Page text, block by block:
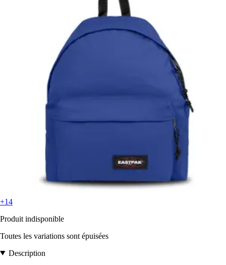
+14
Produit indisponible
Toutes les variations sont épuisées
Description